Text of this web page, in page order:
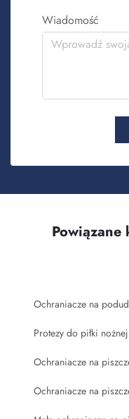
Wiadomość
Ochraniacze na
Protezy do piłki nożnej
Ochraniacze na
Ochraniacze na